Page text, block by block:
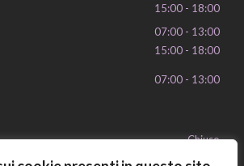
15:00 - 18:00
07:00 - 13:00
15:00 - 18:00
07:00 - 13:00
Chiuso